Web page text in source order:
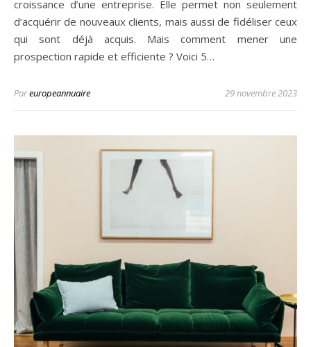
croissance d’une entreprise. Elle permet non seulement
d’acquérir de nouveaux clients, mais aussi de fidéliser ceux
qui sont déjà acquis. Mais comment mener une
prospection rapide et efficiente ? Voici 5…
Pareuropeannuaire 29 novembre 2023